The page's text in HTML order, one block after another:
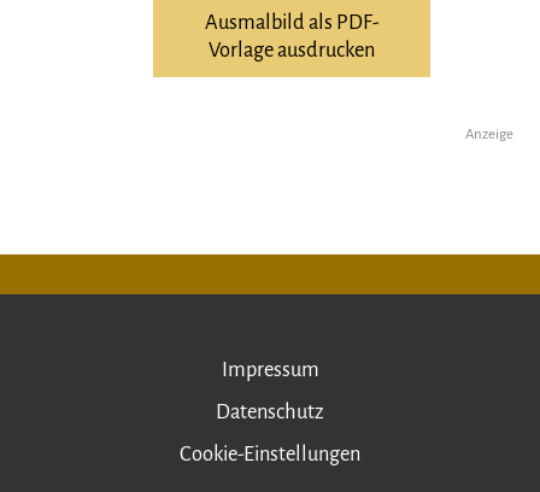
Ausmalbild als PDF-
Vorlage ausdrucken
Anzeige
Impressum
Datenschutz
Cookie-Einstellungen